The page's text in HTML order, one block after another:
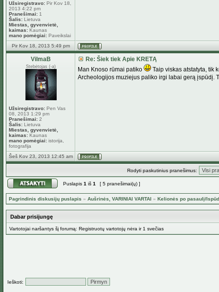
Užsiregistravo: Pir Kov 18,
2013 4:22 pm
Pranešimai: 1
Šalis: Lietuva
Miestas, gyvenvietė,
kaimas: Kaunas
mano pomėgiai: Paveikslai
Pir Kov 18, 2013 5:49 pm
VilmaB
Stebėtojas (-a)
Užsiregistravo: Pen Vas
08, 2013 1:29 pm
Pranešimai: 2
Šalis: Lietuva
Miestas, gyvenvietė,
kaimas: Kaunas
mano pomėgiai: istorija,
fotografija
Re: Šiek tiek Apie KRETĄ
Man Knoso rūmai patiko
Taip viskas atstatyta, tik
Archeologijos muziejus paliko irgi labai gerą įspūdį.
Šeš Kov 23, 2013 12:45 am
Rodyti paskutinius pranešimus:
Puslapis 1 iš 1 [ 5 pranešimai(ų) ]
Pagrindinis diskusijų puslapis » Aušrinės, VARINIAI VARTAI » Kelionės po pasaulį/
Dabar prisijungę
Vartotojai naršantys šį forumą: Registruotų vartotojų nėra ir 1 svečias
Ieškoti: